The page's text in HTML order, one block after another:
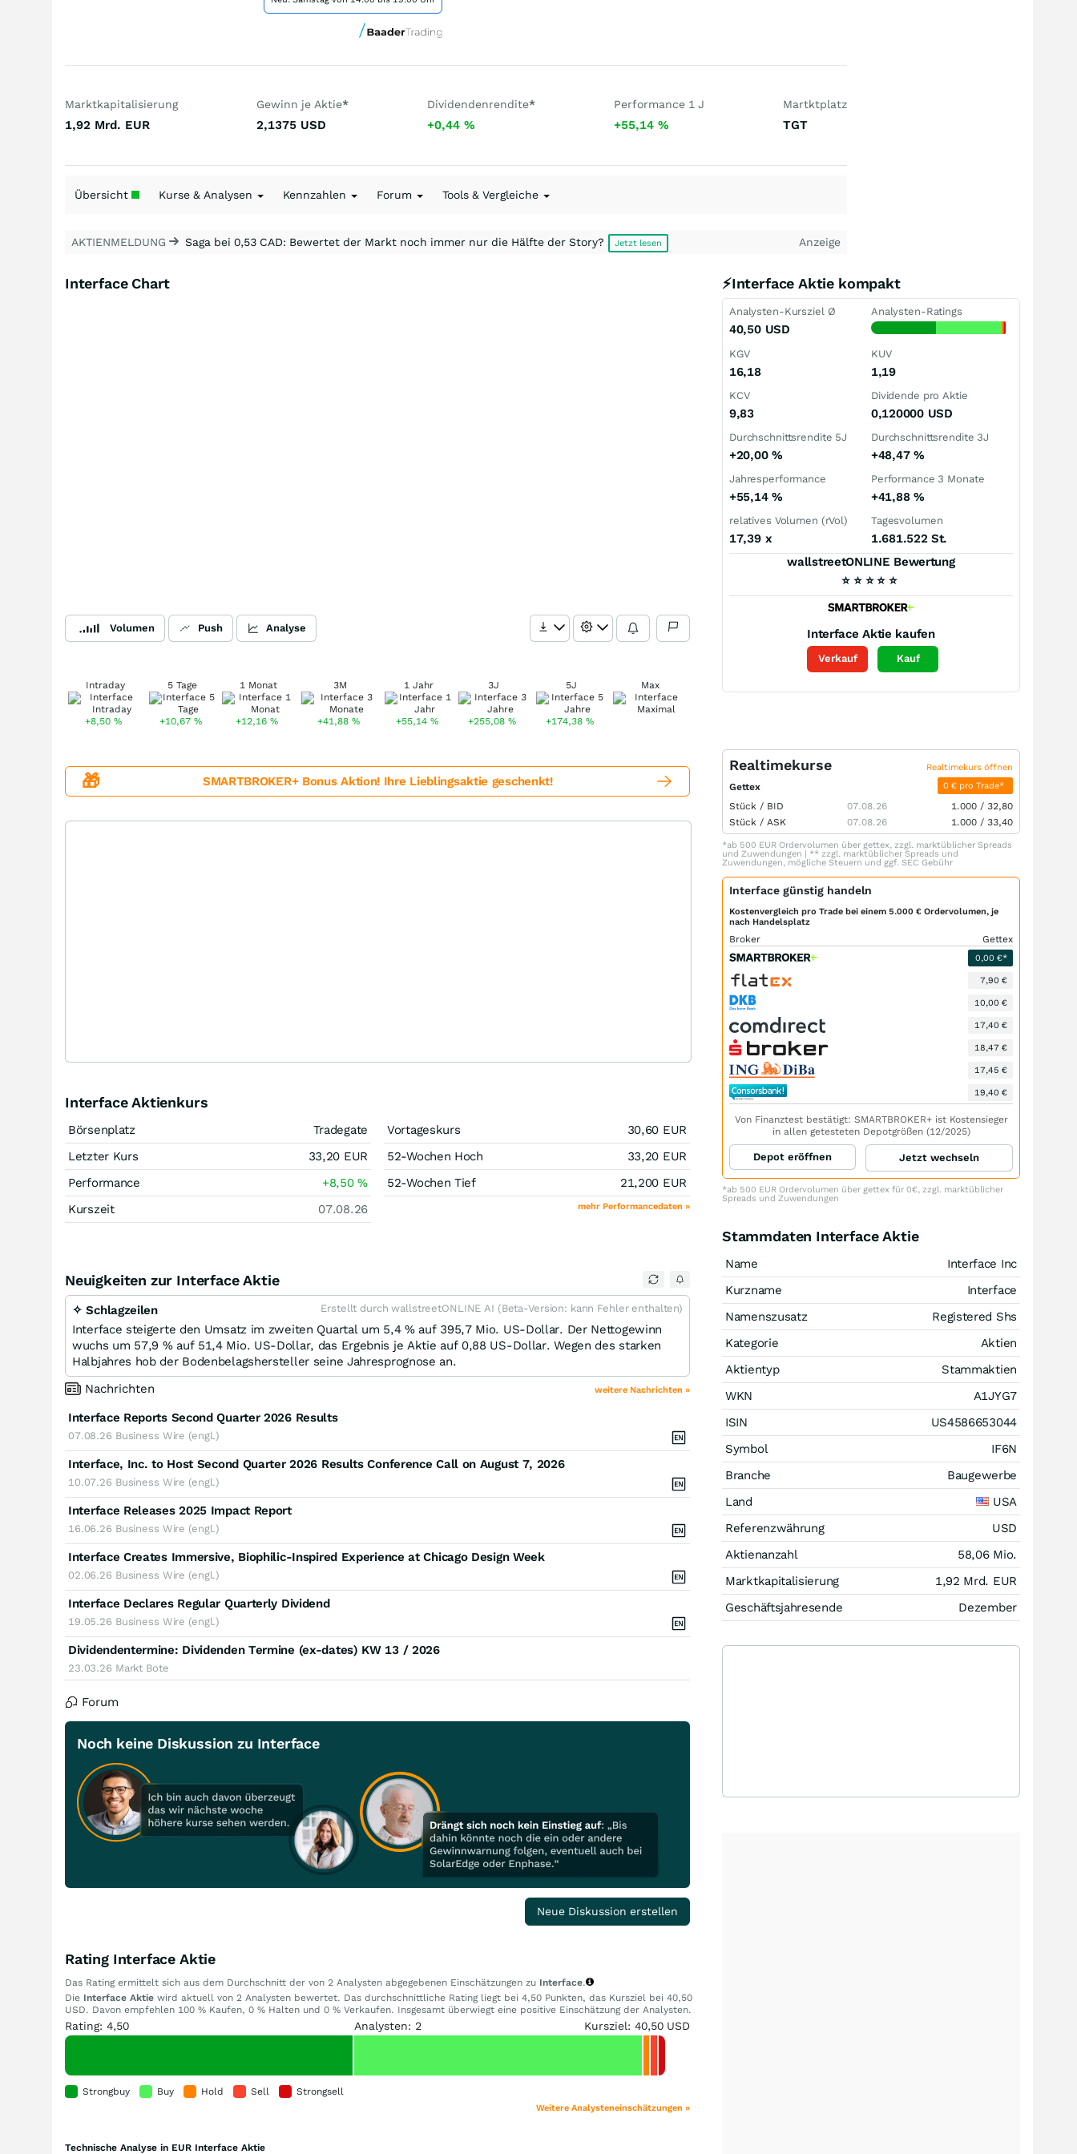
Marktkapitalisierung
1,92 Mrd. EUR
Gewinn je Aktie*
2,1375 USD
Dividendenrendite*
+0,44 %
Performance 1 J
+55,14 %
Martktplatz
TGT
Übersicht Kurse & Analysen Kennzahlen Forum Tools & Vergleiche
AKTIENMELDUNG Saga bei 0,53 CAD: Bewertet der Markt noch immer nur die Hälfte der Story? Jetzt lesen Anzeige
Interface Chart
Volumen Push Analyse
Intraday
+8,50%
5 Tage
+10,67 %
1 Monat
+12,16 %
3M
+41,88 %
1 Jahr
+55,14 %
3J
+255,08%
5J
+174,38 %
Max
⚡Interface Aktie kompakt
Analysten-Kursziel Ø
40,50 USD
Analysten-Ratings
KGV
16,18
KUV
1,19
KCV
9,83
Dividende pro Aktie
0,120000 USD
Durchschnittsrendite 5J
+20,00 %
Durchschnittsrendite 3J
+48,47 %
Jahresperformance
+55,14 %
Performance 3 Monate
+41,88 %
relatives Volumen (rVol)
17,39 x
Tagesvolumen
1.681.522 St.
wallstreetONLINE Bewertung
⭐ ⭐ ⭐ ⭐ ⭐
Interface Aktie kaufen
Verkauf Kauf
🎁 SMARTBROKER+ Bonus Aktion! Ihre Lieblingsaktie geschenkt!
Interface Aktienkurs
Börsenplatz
Tradegate
Letzter Kurs
33,20 EUR
Performance
+8,50%
Kurszeit
07.08.26
Vortageskurs 30,60 EUR
52-Wochen Hoch
33,20 EUR
52-Wochen Tief
21,200 EUR
mehr Performancedaten »
Neuigkeiten zur Interface Aktie
✧ Schlagzeilen Erstellt durch wallstreetONLINE AI (Beta-Version: kann Fehler enthalten)
Interface steigerte den Umsatz im zweiten Quartal um 5,4 % auf 395,7 Mio. US-Dollar. Der Nettogewinn
wuchs um 57,9 % auf 51,4 Mio. US-Dollar, das Ergebnis je Aktie auf 0,88 US-Dollar. Wegen des starken
Halbjahres hob der Bodenbelagshersteller seine Jahresprognose an.
Nachrichten
weitere Nachrichten »
Interface Reports Second Quarter 2026 Results
07.08.26 Business Wire (engl.)
Interface, Inc. to Host Second Quarter 2026 Results Conference Call on August 7, 2026
10.07.26 Business Wire (engl.)
Interface Releases 2025 Impact Report
16.06.26 Business Wire (engl.)
Interface Creates Immersive, Biophilic-Inspired Experience at Chicago Design Week
02.06.26 Business Wire (engl.)
Interface Declares Regular Quarterly Dividend
19.05.26 Business Wire (engl.)
Dividendentermine: Dividenden Termine (ex-dates) KW 13 / 2026
23.03.26 Markt Bote
Forum
Noch keine Diskussion zu Interface
Neue Diskussion erstellen
Rating Interface Aktie
Das Rating ermittelt sich aus dem Durchschnitt der von 2 Analysten abgegebenen Einschätzungen zu Interface.
Die Interface Aktie wird aktuell von 2 Analysten bewertet. Das durchschnittliche Rating liegt bei 4,50 Punkten, das Kursziel bei 40,50
USD. Davon empfehlen 100 % Kaufen, 0 % Halten und 0 % Verkaufen. Insgesamt überwiegt eine positive Einschätzung der Analysten.
Rating: 4,50 Analysten: 2 Kursziel: 40,50 USD
Strongbuy Buy Hold Sell Strongsell
Weitere Analysteneinschätzungen »
Technische Analyse in EUR Interface Aktie
Realtimekurse Realtimekurs öffnen
Gettex 0 € pro Trade*
Stück / BID 07.08.26 1.000 / 32,80
Stück / ASK 07.08.26 1.000 / 33,40
*ab 500 EUR Ordervolumen über gettex, zzgl. marktüblicher Spreads
und Zuwendungen | ** zzgl. marktüblicher Spreads und
Zuwendungen, mögliche Steuern und ggf. SEC Gebühr
Interface günstig handeln
Kostenvergleich pro Trade bei einem 5.000 € Ordervolumen, je
nach Handelsplatz
Broker Gettex
0,00 €*
7,90 €
10,00 €
17,40 €
18,47 €
17,45 €
19,40 €
Von Finanztest bestätigt: SMARTBROKER+ ist Kostensieger
in allen getesteten Depotgrößen (12/2025)
Depot eröffnen Jetzt wechseln
*ab 500 EUR Ordervolumen über gettex für 0€, zzgl. marktüblicher
Spreads und Zuwendungen
Stammdaten Interface Aktie
Name
Interface Inc
Kurzname
Interface
Namenszusatz
Registered Shs
Kategorie
Aktien
Aktientyp
Stammaktien
WKN
A1JYG7
ISIN
US4586653044
Symbol
IF6N
Branche
Baugewerbe
Land
USA
Referenzwährung
USD
Aktienanzahl
58,06 Mio.
Marktkapitalisierung
1,92 Mrd. EUR
Geschäftsjahresende
Dezember